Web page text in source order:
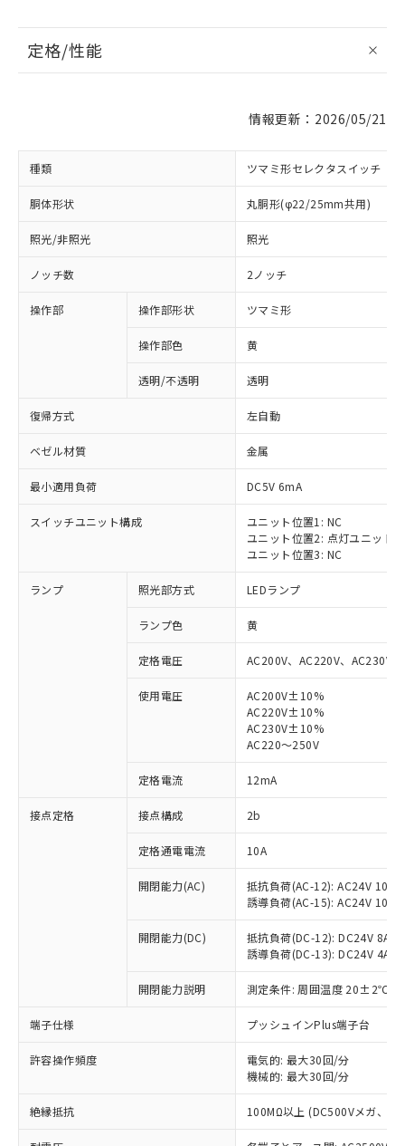
定格/性能
情報更新：2026/05/21
種類 ツマミ形セレクタスイッチ
胴体形状 丸胴形(φ22/25mm共用)
照光/非照光 照光
ノッチ数 2ノッチ
操作部 操作部形状 ツマミ形
操作部色 黄
透明/不透明 透明
復帰方式 左自動
ベゼル材質 金属
最小適用負荷 DC5V 6mA
スイッチユニット構成
ユニット位置1: NC
ユニット位置2: 点灯ユニット
ユニット位置3: NC
ランプ 照光部方式 LEDランプ
ランプ色 黄
定格電圧 AC200V、AC220V、AC230V
使用電圧
AC200V±10%
AC220V±10%
AC230V±10%
AC220～250V
定格電流 12mA
接点定格 接点構成 2b
定格通電電流 10A
開閉能力(AC)
抵抗負荷(AC-12): AC24V 10A/
誘導負荷(AC-15): AC24V
開閉能力(DC)
抵抗負荷(DC-12): DC24V 8A/
誘導負荷(DC-13): DC24V 4A/
開閉能力説明 測定条件: 周囲温度 20±2℃、
端子仕様 プッシュインPlus端子台
許容操作頻度
電気的: 最大30回/分
機械的: 最大30回/分
絶縁抵抗 100MΩ以上 (DC500Vメガ、点
以下の条件をお読みいただき、同意のうえ
本サービスは、当社制御機器事業取扱
商品の当社在庫状況および標準価格
(税抜)を提供させていただくもので
本サービスの対象外となる商品もある
ことをご了承ください。
在庫状況および標準価格照会結果は、
記載している更新日時点での社内デー
タに基づき作成されるものであり、閲
覧された時点での実際の在庫および標
対応済み：EU RoHS指令（10物質）の
非含有に対応した製品が提供可能な商品で
対応予定：EU RoHS指令（10物質）の非含
有に対応した製品に切り替える予定のある
対応予定なし：EU RoHS指令（10物質）の
非含有に非対応の商品で、対応品を出す予
調査・確認中：EU RoHS指令（10物質）の
非含有の対応状況を調査中または確認中の
非該当品：ライセンス料など無形物で、有
害物質有無と関係のない商品です。
仕入先様の事情により、非含有部品として
いたものが、含有品と判明した場合などや
むを得ず変更することがあります。
鉛(Pb) 1000ppm以下、 水銀(Hg) 1000ppm以下、 カド
六価クロム(Cr(Ⅵ)) 1000ppm以下、ポリ臭化ビフェニル
※1 中国RoHS○×表
「○」：最大均質材料含有率が中国RoHSの
基準値以下であることを示します。
「×」：最大均質材料含有率が中国RoHSの
基準値を超えていることを示します。
「－」：未確認です。当社販売部門へお問
*中国RoHS10物質の基準値 (GB/T26572)：
Pb(鉛) :1000ppm、 Hg(水銀) : 1000ppm、 Cd(カドミウ
当社は、これら貴社製品のうち、外国
為替および外国貿易法に定める商品
（以下｢規制貨物等」という）を輸出
または国外への提供する場合は、日本
国政府の輸出許可(または役務取引許
可)を取得するなどの必要な手続きを